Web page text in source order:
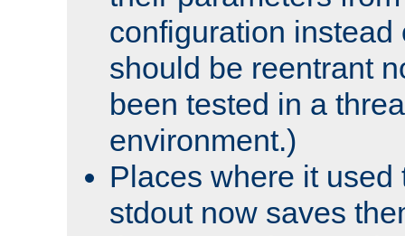
configuration instead
should be reentrant
been tested in a
environment.)
Places where it used
stdout now saves